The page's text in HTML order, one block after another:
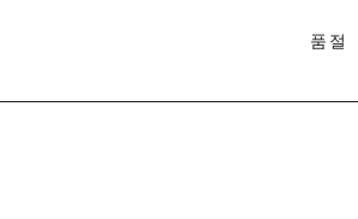
품절